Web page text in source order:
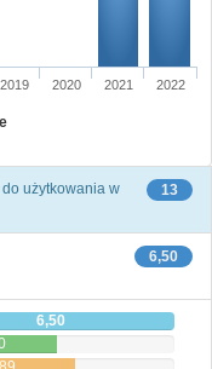
2019 2020 2021 2022
13
użytkowania w
6,50
6,50